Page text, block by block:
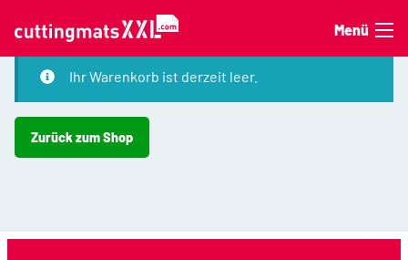
Menü
Ihr Warenkorb ist derzeit leer.
Zurück zum Shop